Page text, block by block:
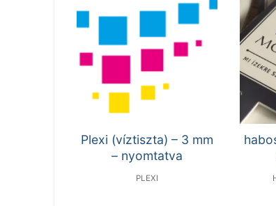
Plexi (víztiszta) – 3 mm
– nyomtatva
PLEXI